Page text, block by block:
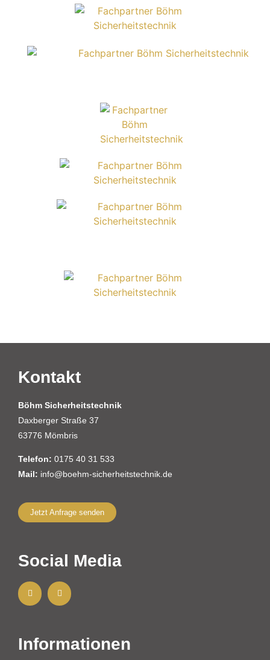
Kontakt
Böhm Sicherheitstechnik
Daxberger Straße 37
63776 Mömbris
Telefon: 0175 40 31 533
Mail: info@boehm-sicherheitstechnik.de
Jetzt Anfrage senden
Social Media
Informationen